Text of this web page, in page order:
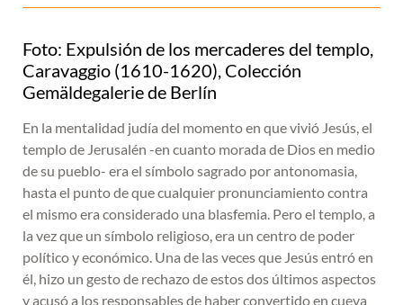
Foto: Expulsión de los mercaderes del templo,
Caravaggio (1610-1620), Colección
Gemäldegalerie de Berlín
En la mentalidad judía del momento en que vivió Jesús, el
templo de Jerusalén -en cuanto morada de Dios en medio
de su pueblo- era el símbolo sagrado por antonomasia,
hasta el punto de que cualquier pronunciamiento contra
el mismo era considerado una blasfemia. Pero el templo, a
la vez que un símbolo religioso, era un centro de poder
político y económico. Una de las veces que Jesús entró en
él, hizo un gesto de rechazo de estos dos últimos aspectos
y acusó a los responsables de haber convertido en cueva